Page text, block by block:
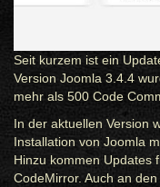
Seit kurzem ist ein
Version Joomla 3.4.4
mehr als 500 Code
In der aktuellen Version
Installation von Joomla
Hinzu kommen Updates
CodeMirror. Auch an